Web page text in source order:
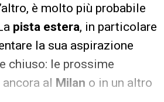
è molto più probabile
pista estera, in particolare
la sua aspirazione
chiuso: le prossime
al Milan o in un altro